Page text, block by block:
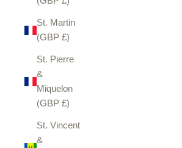
St. Martin
(GBP £)
St. Pierre
&
Miquelon
(GBP £)
St. Vincent
&